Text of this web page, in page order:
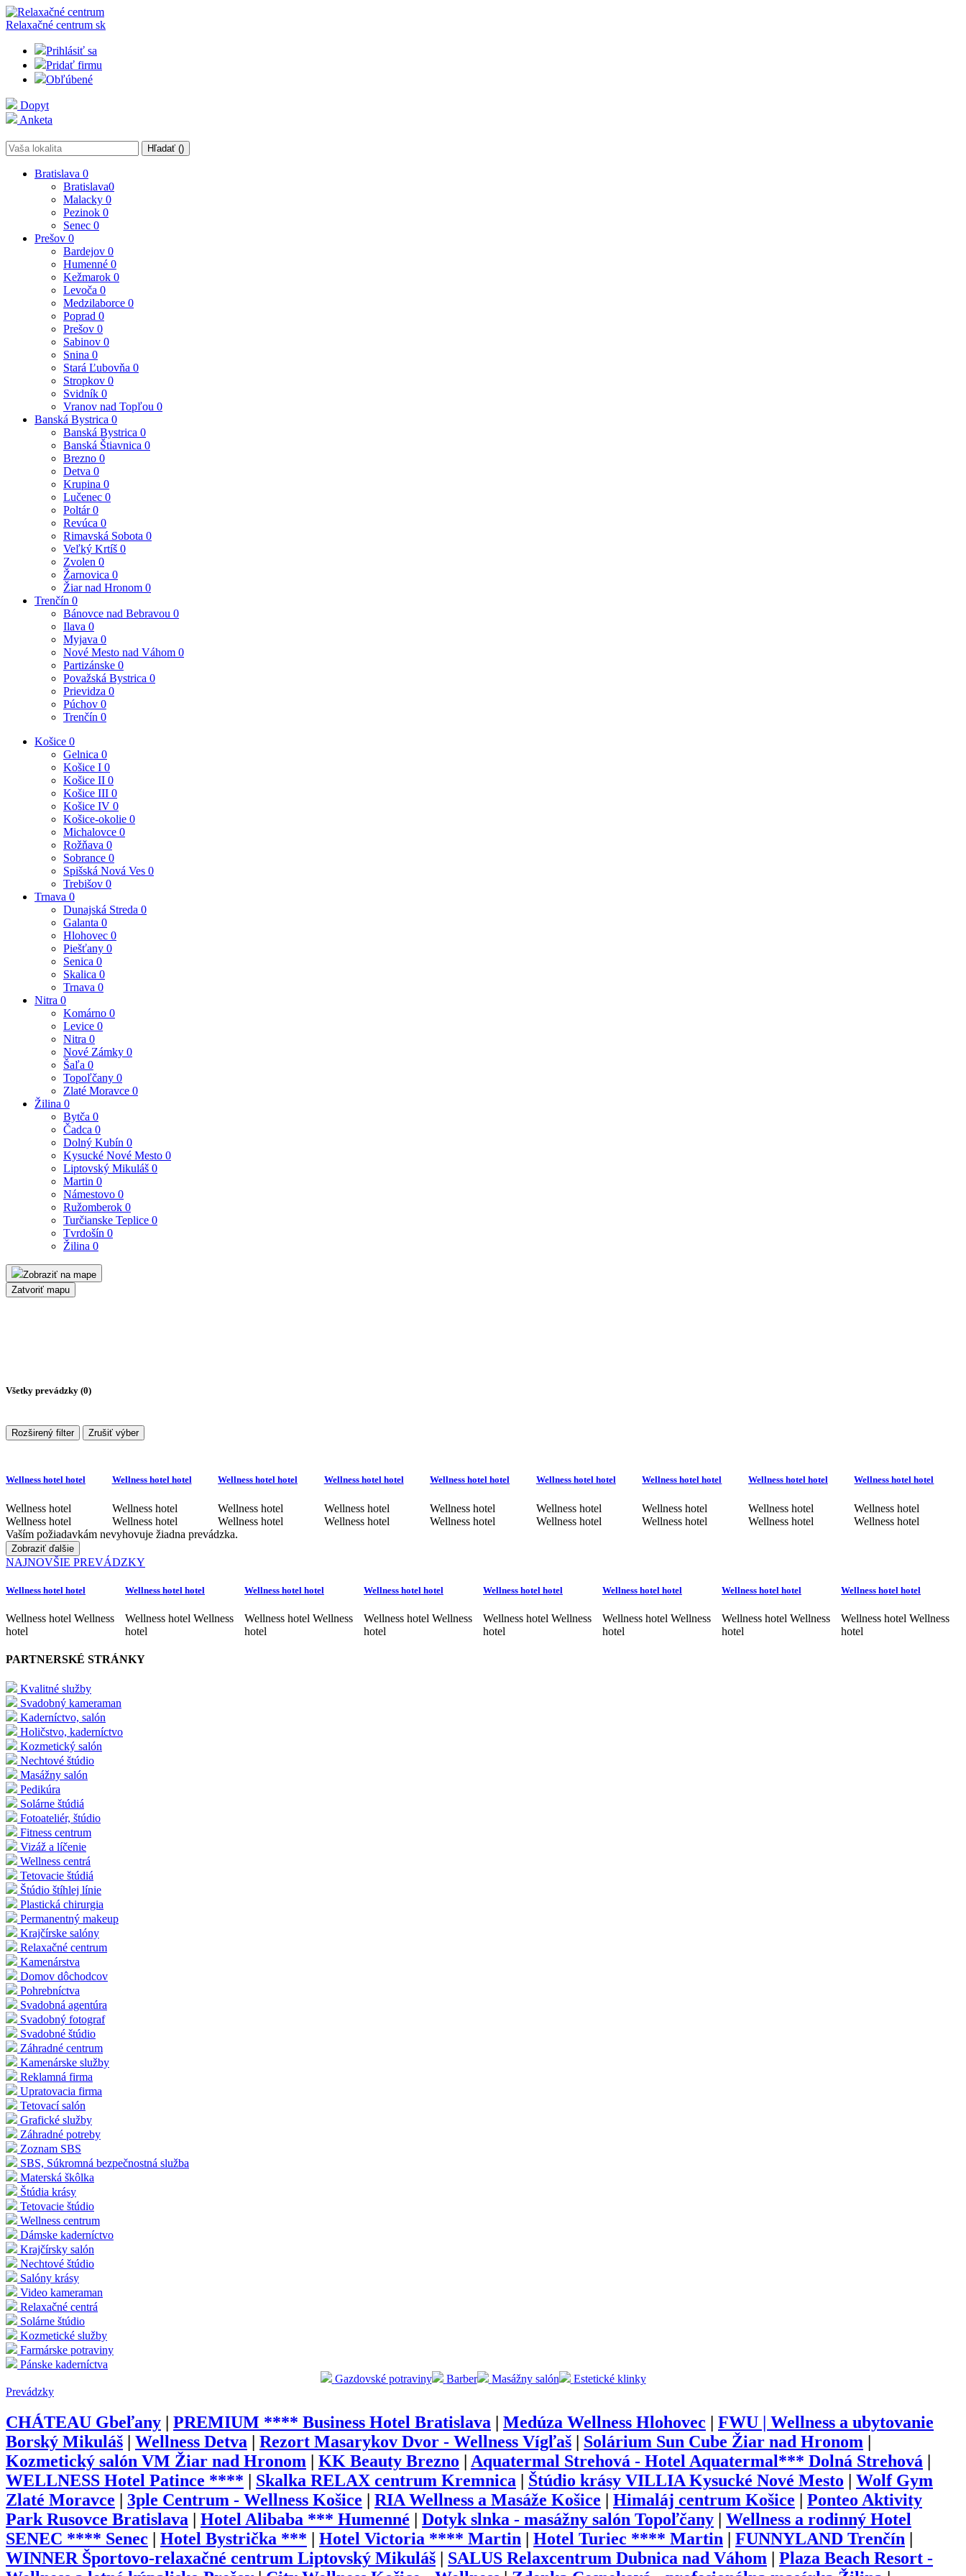
Relaxačné centrum sk
Prihlásiť sa
Pridať firmu
Obľúbené
Dopyt
Anketa
Hľadať ()
Bratislava 0
Bratislava0
Malacky 0
Pezinok 0
Senec 0
Prešov 0
Bardejov 0
Humenné 0
Kežmarok 0
Levoča 0
Medzilaborce 0
Poprad 0
Prešov 0
Sabinov 0
Snina 0
Stará Ľubovňa 0
Stropkov 0
Svidník 0
Vranov nad Topľou 0
Banská Bystrica 0
Banská Bystrica 0
Banská Štiavnica 0
Brezno 0
Detva 0
Krupina 0
Lučenec 0
Poltár0
Revúca 0
Rimavská Sobota 0
Veľký Krtíš 0
Zvolen 0
Žarnovica 0
Žiar nad Hronom 0
Trenčín 0
Bánovce nad Bebravou 0
Ilava 0
Myjava 0
Nové Mesto nad Váhom 0
Partizánske 0
Považská Bystrica 0
Prievidza 0
Púchov 0
Trenčín 0
Košice 0
Gelnica 0
Košice I 0
Košice II 0
Košice III 0
Košice IV 0
Košice-okolie 0
Michalovce 0
Rožňava 0
Sobrance 0
Spišská Nová Ves 0
Trebišov 0
Trnava 0
Dunajská Streda 0
Galanta 0
Hlohovec 0
Piešťany 0
Senica 0
Skalica 0
Trnava 0
Nitra 0
Komárno 0
Levice 0
Nitra 0
Nové Zámky 0
Šaľa 0
Topoľčany 0
Zlaté Moravce 0
Žilina 0
Bytča 0
Čadca 0
Dolný Kubín 0
Kysucké Nové Mesto 0
Liptovský Mikuláš 0
Martin 0
Námestovo 0
Ružomberok 0
Turčianske Teplice 0
Tvrdošín 0
Žilina 0
Zobraziť na mape
Zatvoriť mapu
Všetky prevádzky (0)
Rozširený filter Zrušiť výber
Wellness hotel hotel
Wellness hotel
Wellness hotel
Wellness hotel hotel
Wellness hotel
Wellness hotel
Wellness hotel hotel
Wellness hotel
Wellness hotel
Wellness hotel hotel
Wellness hotel
Wellness hotel
Wellness hotel hotel
Wellness hotel
Wellness hotel
Wellness hotel hotel
Wellness hotel
Wellness hotel
Wellness hotel hotel
Wellness hotel
Wellness hotel
Wellness hotel hotel
Wellness hotel
Wellness hotel
Wellness hotel hotel
Wellness hotel
Wellness hotel
Vaším požiadavkám nevyhovuje žiadna prevádzka.
Zobraziť ďalšie
NAJNOVŠIE PREVÁDZKY
Wellness hotel hotel
Wellness hotel Wellness
hotel
Wellness hotel hotel
Wellness hotel Wellness
hotel
Wellness hotel hotel
Wellness hotel Wellness
hotel
Wellness hotel hotel
Wellness hotel Wellness
hotel
Wellness hotel hotel
Wellness hotel Wellness
hotel
Wellness hotel hotel
Wellness hotel Wellness
hotel
Wellness hotel hotel
Wellness hotel Wellness
hotel
Wellness hotel hotel
Wellness hotel Wellness
hotel
PARTNERSKÉ STRÁNKY
Kvalitné služby
Svadobný kameraman
Kaderníctvo, salón
Holičstvo, kaderníctvo
Kozmetický salón
Nechtové štúdio
Masážny salón
Pedikúra
Solárne štúdiá
Fotoateliér, štúdio
Fitness centrum
Vizáž a líčenie
Wellness centrá
Tetovacie štúdiá
Štúdio štíhlej línie
Plastická chirurgia
Permanentný makeup
Krajčírske salóny
Relaxačné centrum
Kamenárstva
Domov dôchodcov
Pohrebníctva
Svadobná agentúra
Svadobný fotograf
Svadobné štúdio
Záhradné centrum
Kamenárske služby
Reklamná firma
Upratovacia firma
Tetovací salón
Grafické služby
Záhradné potreby
Zoznam SBS
SBS, Súkromná bezpečnostná služba
Materská škôlka
Štúdia krásy
Tetovacie štúdio
Wellness centrum
Dámske kaderníctvo
Krajčírsky salón
Nechtové štúdio
Salóny krásy
Video kameraman
Relaxačné centrá
Solárne štúdio
Kozmetické služby
Farmárske potraviny
Pánske kaderníctva
Gazdovské potraviny
Barber Masážny salón
Estetické klinky
Prevádzky
CHÁTEAU Gbeľany PREMIUM **** Business Hotel Bratislava Medúza Wellness Hlohovec
FWU | Wellness a ubytovanie
Borský Mikuláš
Wellness Detva Rezort Masarykov Dvor - Wellness Vígľaš Solárium Sun Cube Žiar nad Hronom
Kozmetický salón VM Žiar nad Hronom
KK Beauty Brezno Aquatermal Strehová - Hotel Aquatermal*** Dolná Strehová
WELLNESS Hotel Patince ****
Skalka RELAX centrum Kremnica Štúdio krásy VILLIA Kysucké Nové Mesto
Wolf Gym
Zlaté Moravce
3ple Centrum - Wellness Košice RIA Wellness a Masáže Košice Himaláj centrum Košice
Ponteo Aktivity
Park Rusovce Bratislava
Hotel Alibaba *** Humenné Dotyk slnka - masážny salón Topoľčany
Wellness a rodinný Hotel
SENEC **** Senec
Hotel Bystrička *** Hotel Victoria **** Martin Hotel Turiec **** Martin FUNNYLAND Trenčín
WINNER Športovo-relaxačné centrum Liptovský Mikuláš
SALUS Relaxcentrum Dubnica nad Váhom
Plaza Beach Resort -